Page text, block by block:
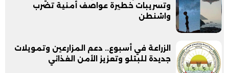
وتسريبات خطيرة عواصف أمنية تضرب
واشنطن
الزراعة في أسبوع.. دعم المزارعين وتمويلات
جديدة للبتلو وتعزيز الأمن الغذائي